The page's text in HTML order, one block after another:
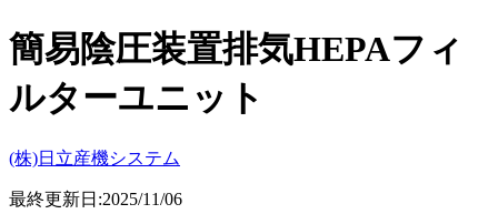
簡易陰圧装置排気HEPAフィ
ルターユニット
(株)日立産機システム
最終更新日:2025/11/06